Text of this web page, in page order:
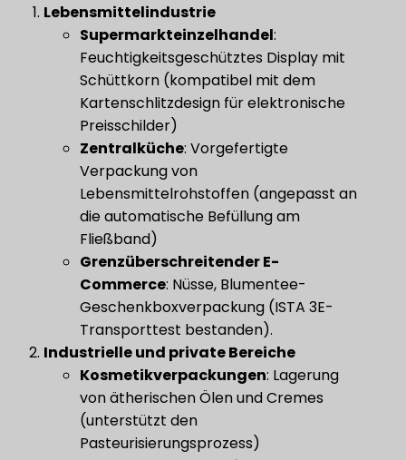
Lebensmittelindustrie
Supermarkteinzelhandel​:
Feuchtigkeitsgeschütztes Display mit
Schüttkorn (kompatibel mit dem
Kartenschlitzdesign für elektronische
Preisschilder)
Zentralküche​: Vorgefertigte
Verpackung von
Lebensmittelrohstoffen (angepasst an
die automatische Befüllung am
Fließband)
Grenzüberschreitender E-
Commerce​: Nüsse, Blumentee-
Geschenkboxverpackung (ISTA 3E-
Transporttest bestanden).
Industrielle und private Bereiche
Kosmetikverpackungen​: Lagerung
von ätherischen Ölen und Cremes
(unterstützt den
Pasteurisierungsprozess)